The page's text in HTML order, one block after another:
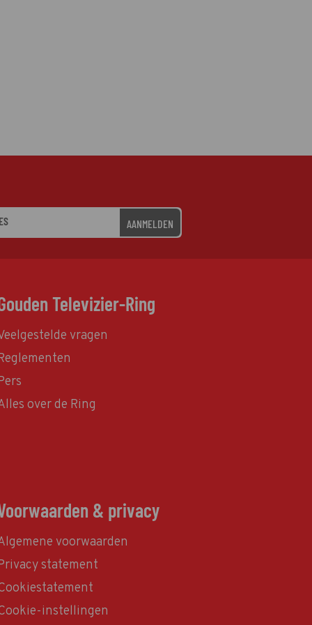
AANMELDEN
Televizier-Ring
vragen
over de Ring
& privacy
voorwaarden
statement
instellingen